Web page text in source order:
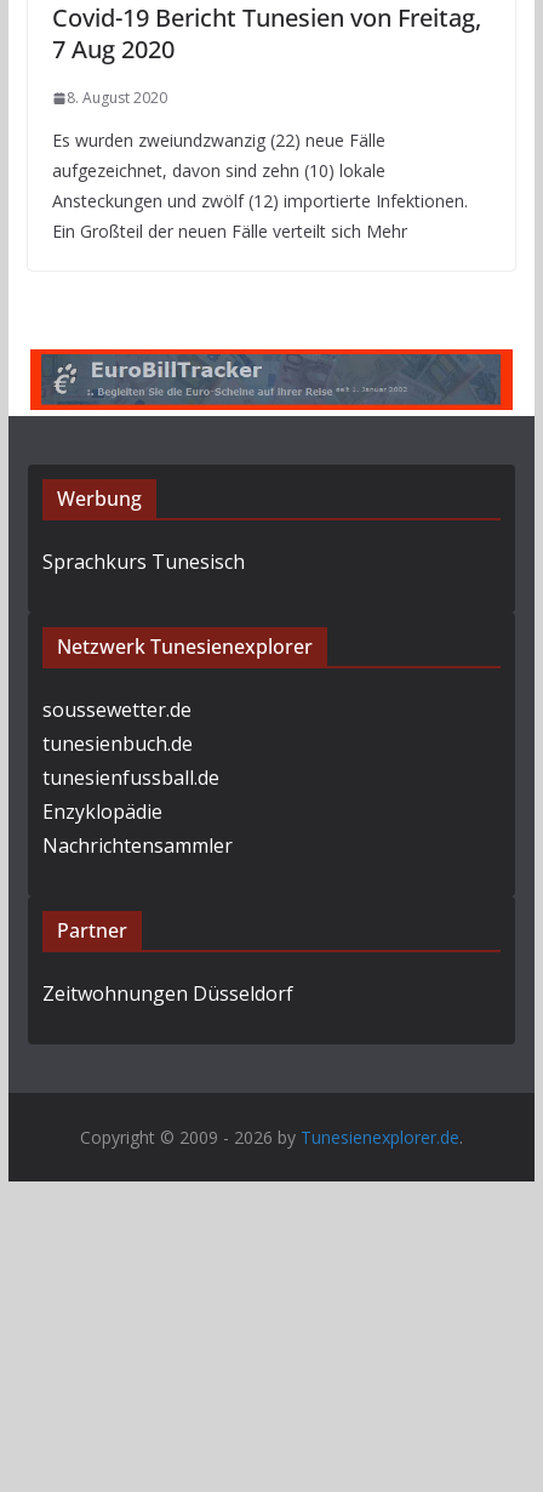
Covid-19 Bericht Tunesien von Freitag,
7 Aug 2020
8. August 2020
Es wurden zweiundzwanzig (22) neue Fälle
aufgezeichnet, davon sind zehn (10) lokale
Ansteckungen und zwölf (12) importierte Infektionen.
Ein Großteil der neuen Fälle verteilt sich Mehr
Werbung
Sprachkurs Tunesisch
Netzwerk Tunesienexplorer
soussewetter.de
tunesienbuch.de
tunesienfussball.de
Enzyklopädie
Nachrichtensammler
Partner
Zeitwohnungen Düsseldorf
Copyright © 2009 - 2026 by Tunesienexplorer.de.